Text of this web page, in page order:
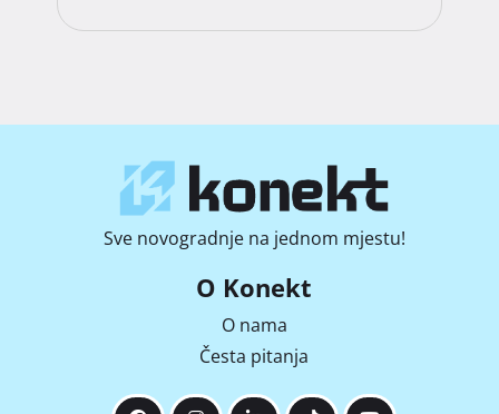
Sve novogradnje na jednom mjestu!
O Konekt
O nama
Česta pitanja